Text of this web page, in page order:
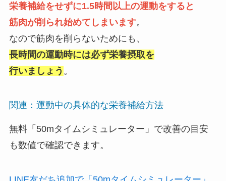
栄養補給をせずに1.5時間以上の運動をすると
筋肉が削られ始めてしまいます。
なので筋肉を削らないためにも、
長時間の運動時には必ず栄養摂取を
行いましょう 。
関連：運動中の具体的な栄養補給方法
無料「50mタイムシミュレーター」で改善の目安
も数値で確認できます。